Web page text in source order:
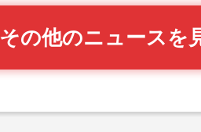
その他のニュースを